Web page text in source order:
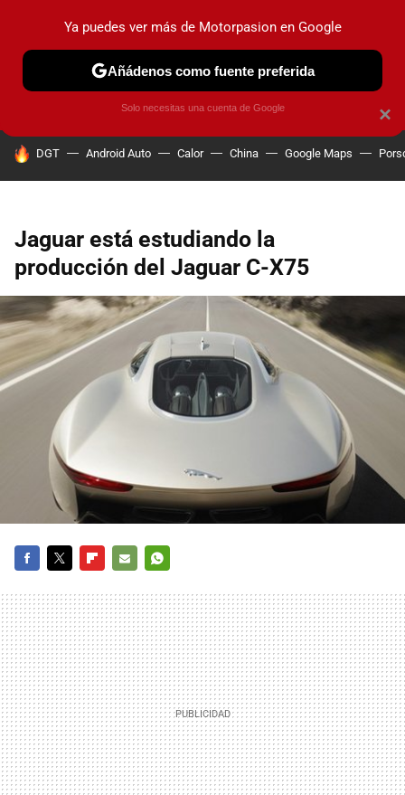
PRUEBAS COCHES ELÉCTRICOS OBSERVATORIO
HOY SE HABLA DE
DGT Android Auto Calor China Google Maps
Jaguar está estudiando la
producción del Jaguar C-X75
MAIL
×
Ya puedes ver más de Motorpasion en Google
Añádenos como fuente preferida
Solo necesitas una cuenta de Google